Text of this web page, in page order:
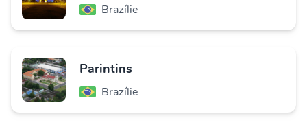
Brazílie
Parintins
Brazílie